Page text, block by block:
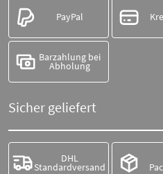
PayPal
Barzahlung bei
Abholung
Sicher geliefert
DHL
Standardversand